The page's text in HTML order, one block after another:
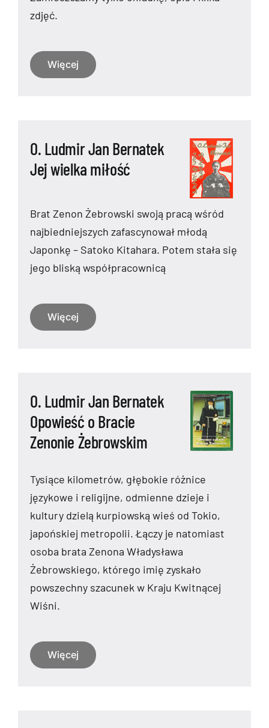
zdjęć.
Więcej
O. Ludmir Jan Bernatek
Jej wielka miłość
Brat Zenon Żebrowski swoją pracą wśród
najbiedniejszych zafascynował młodą
Japonkę – Satoko Kitahara. Potem stała się
jego bliską współpracownicą
Więcej
O. Ludmir Jan Bernatek
Opowieść o Bracie
Zenonie Żebrowskim
Tysiące kilometrów, głębokie różnice
językowe i religijne, odmienne dzieje i
kultury dzielą kurpiowską wieś od Tokio,
japońskiej metropolii. Łączy je natomiast
osoba brata Zenona Władysława
Żebrowskiego, którego imię zyskało
powszechny szacunek w Kraju Kwitnącej
Wiśni.
Więcej